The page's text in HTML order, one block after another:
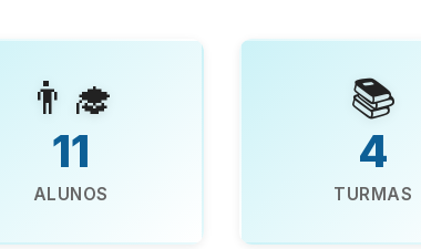
👨‍🎓
11
ALUNOS
📚
4
TURMAS